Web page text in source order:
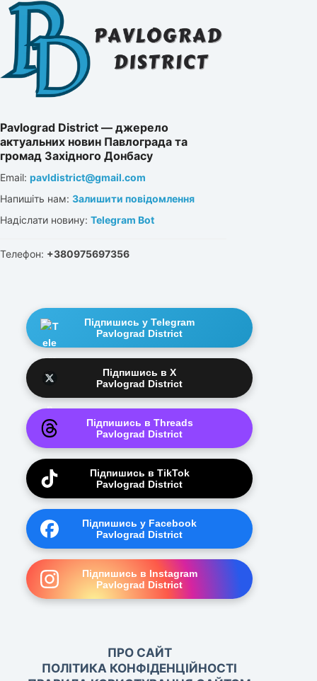
Pavlograd District — джерело
актуальних новин Павлограда та
громад Західного Донбасу
Email: pavldistrict@gmail.com
Напишіть нам: Залишити повідомлення
Надіслати новину: Telegram Bot
Телефон: +380975697356
Підпишись у Telegram
Pavlograd District
Підпишись в X
Pavlograd District
Підпишись в Threads
Pavlograd District
Підпишись в TikTok
Pavlograd District
Підпишись у Facebook
Pavlograd District
Підпишись в Instagram
Pavlograd District
ПРО САЙТ
ПОЛІТИКА КОНФІДЕНЦІЙНОСТІ